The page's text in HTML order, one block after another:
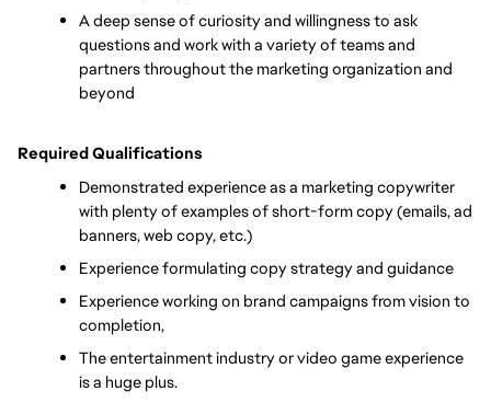
A deep sense of curiosity and willingness to ask
questions and work with a variety of teams and
partners throughout the marketing organization and
beyond
Required Qualifications
Demonstrated experience as a marketing copywriter
with plenty of examples of short-form copy (emails, ad
banners, web copy, etc.)
Experience formulating copy strategy and guidance
Experience working on brand campaigns from vision to
completion,
The entertainment industry or video game experience
is a huge plus.